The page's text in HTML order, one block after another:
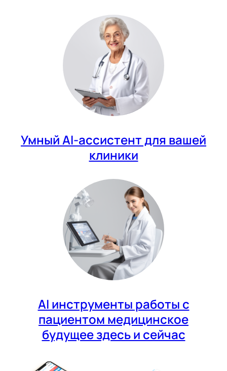
Умный AI-ассистент для вашей
клиники
AI инструменты работы с
пациентом медицинское
будущее здесь и сейчас